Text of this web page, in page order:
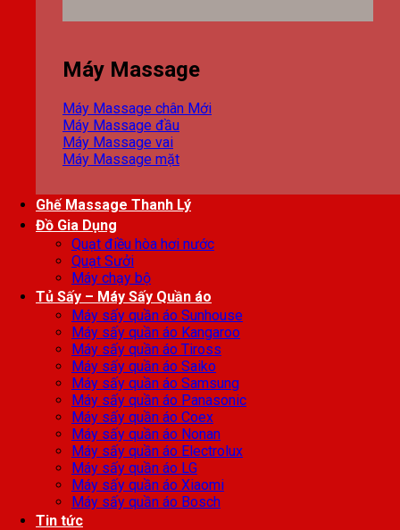
Máy Massage
Máy Massage chân
Máy Massage đầu
Máy Massage vai
Máy Massage mặt
Ghế Massage Thanh Lý
Đồ Gia Dụng
Quạt điều hòa hơi nước
Quạt Sưởi
Máy chạy bộ
Tủ Sấy – Máy Sấy Quần áo
Máy sấy quần áo Sunhouse
Máy sấy quần áo Kangaroo
Máy sấy quần áo Tiross
Máy sấy quần áo Saiko
Máy sấy quần áo Samsung
Máy sấy quần áo Panasonic
Máy sấy quần áo Coex
Máy sấy quần áo Nonan
Máy sấy quần áo Electrolux
Máy sấy quần áo LG
Máy sấy quần áo Xiaomi
Máy sấy quần áo Bosch
Tin tức